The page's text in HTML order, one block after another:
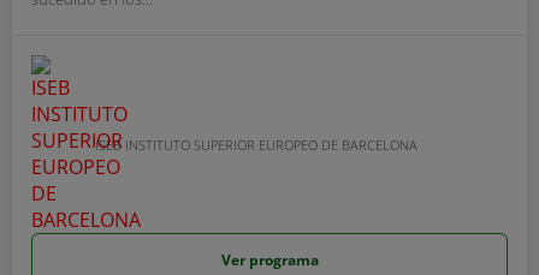
ISEB INSTITUTO SUPERIOR EUROPEO DE BARCELONA
Ver programa